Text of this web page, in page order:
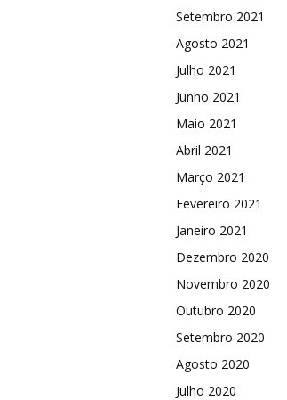
Setembro 2021
Agosto 2021
Julho 2021
Junho 2021
Maio 2021
Abril 2021
Março 2021
Fevereiro 2021
Janeiro 2021
Dezembro 2020
Novembro 2020
Outubro 2020
Setembro 2020
Agosto 2020
Julho 2020